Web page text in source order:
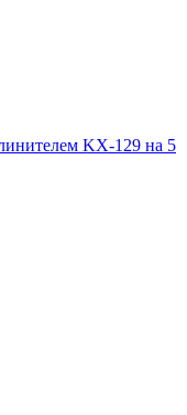
KX-129 на 5